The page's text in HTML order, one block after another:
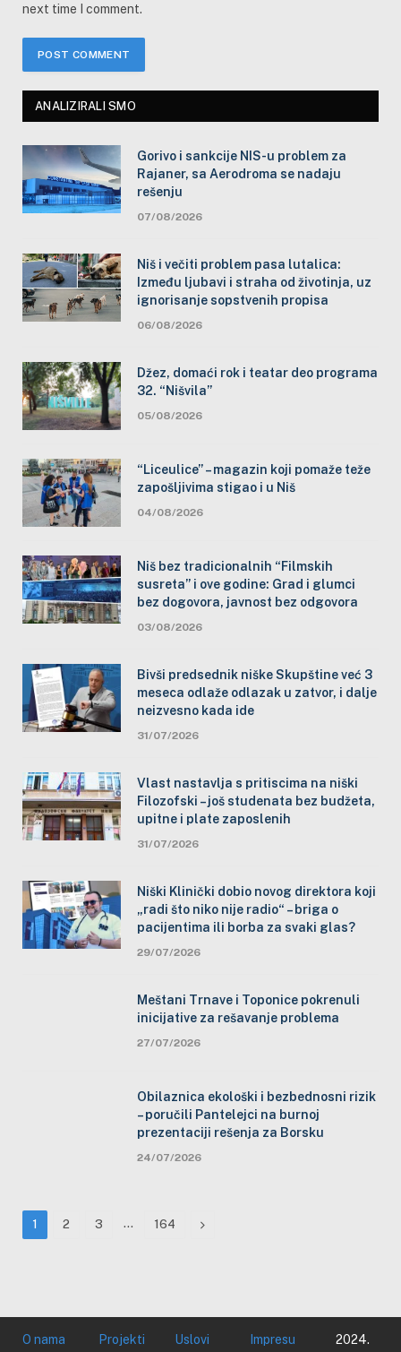
next time I comment.
ANALIZIRALI SMO
Gorivo i sankcije NIS-u problem za
Rajaner, sa Aerodroma se nadaju
rešenju
07/08/2026
Niš i večiti problem pasa lutalica:
Između ljubavi i straha od životinja, uz
ignorisanje sopstvenih propisa
06/08/2026
Džez, domaći rok i teatar deo programa
32. “Nišvila”
05/08/2026
“Liceulice” – magazin koji pomaže teže
zapošljivima stigao i u Niš
04/08/2026
Niš bez tradicionalnih “Filmskih
susreta” i ove godine: Grad i glumci
bez dogovora, javnost bez odgovora
03/08/2026
Bivši predsednik niške Skupštine već 3
meseca odlaže odlazak u zatvor, i dalje
neizvesno kada ide
31/07/2026
Vlast nastavlja s pritiscima na niški
Filozofski – još studenata bez budžeta,
upitne i plate zaposlenih
31/07/2026
Niški Klinički dobio novog direktora koji
„radi što niko nije radio“ – briga o
pacijentima ili borba za svaki glas?
29/07/2026
Meštani Trnave i Toponice pokrenuli
inicijative za rešavanje problema
27/07/2026
Obilaznica ekološki i bezbednosni rizik
– poručili Pantelejci na burnoj
prezentaciji rešenja za Borsku
24/07/2026
1 2 3 … 164 Next
O nama Projekti
Uslovi
Impresu
2024.